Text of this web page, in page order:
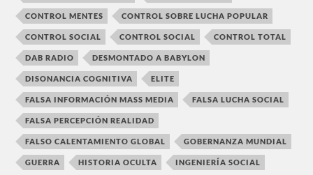
CONTROL MENTES CONTROL SOBRE LUCHA POPULAR
CONTROL SOCIAL CONTROL SOCIAL CONTROL TOTAL
DAB RADIO DESMONTADO A BABYLON
DISONANCIA COGNITIVA ELITE
FALSA INFORMACIÓN MASS MEDIA FALSA LUCHA SOCIAL
FALSA PERCEPCIÓN REALIDAD
FALSO CALENTAMIENTO GLOBAL GOBERNANZA MUNDIAL
GUERRA HISTORIA OCULTA INGENIERÍA SOCIAL